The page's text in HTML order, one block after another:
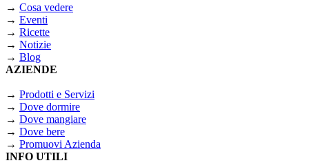
→ Cosa vedere
→ Eventi
→ Ricette
→ Notizie
→ Blog
AZIENDE
→ Prodotti e Servizi
→ Dove dormire
→ Dove mangiare
→ Dove bere
→ Promuovi Azienda
INFO UTILI